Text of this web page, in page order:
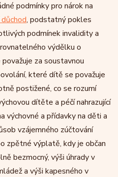
podmínky pro nárok na
, podstatný pokles
podmínek invalidity a
výdělku o
za soustavnou
které dítě se považuje
postižené, co se rozumí
dítěte a péčí nahrazující
výchovné a přídavky na děti a
vzájemného zúčtování
zpětné výplatě, kdy je občan
bezmocný, výši úhrady v
a výši kapesného v